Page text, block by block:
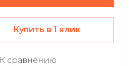
Купить в 1 клик
К сравнению